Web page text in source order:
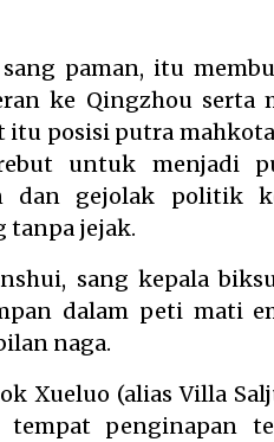
paman, itu
ke Qingzhou serta
itu posisi putra
untuk menjadi
dan gejolak politik
tanpa jejak.
sang kepala
dalam peti mati
naga.
Xueluo (alias Villa
tempat penginapan